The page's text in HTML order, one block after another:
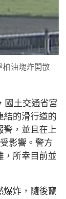
柏油塊炸開散
國土交通省宮
結的滑行道的
警，並且在上
影響。警方
，所幸目前並
爆炸，隨後竄